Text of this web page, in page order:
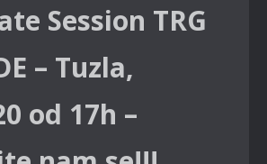
Session TRG
– Tuzla,
od 17h –